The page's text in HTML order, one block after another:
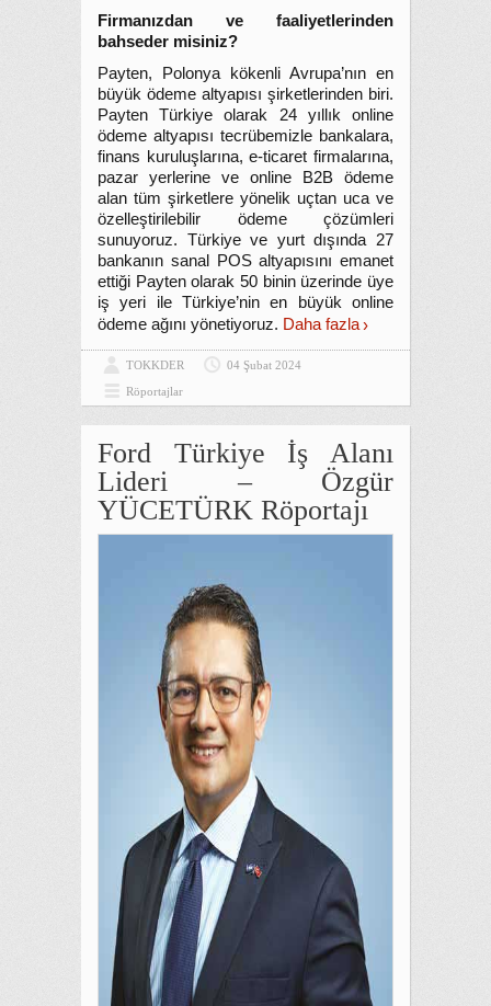
Firmanızdan ve faaliyetlerinden
bahseder misiniz?
Payten, Polonya kökenli Avrupa’nın en
büyük ödeme altyapısı şirketlerinden biri.
Payten Türkiye olarak 24 yıllık online
ödeme altyapısı tecrübemizle bankalara,
finans kuruluşlarına, e-ticaret firmalarına,
pazar yerlerine ve online B2B ödeme
alan tüm şirketlere yönelik uçtan uca ve
özelleştirilebilir ödeme çözümleri
sunuyoruz. Türkiye ve yurt dışında 27
bankanın sanal POS altyapısını emanet
ettiği Payten olarak 50 binin üzerinde üye
iş yeri ile Türkiye’nin en büyük online
ödeme ağını yönetiyoruz. Daha fazla
TOKKDER
04 Şubat 2024
Röportajlar
Ford Türkiye İş Alanı
Lideri – Özgür
YÜCETÜRK Röportajı